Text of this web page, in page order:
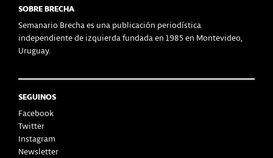
SOBRE BRECHA
Semanario Brecha es una publicación periodística
independiente de izquierda fundada en 1985 en Montevideo,
Uruguay.
SEGUINOS
Facebook
Twitter
Instagram
Newsletter